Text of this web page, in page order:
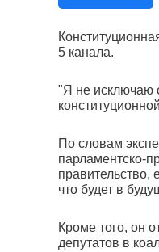
5 канала.
"Я не исключаю
По словам
парламентско-
правительство,
что будет в
Кроме того, он
депутатов в